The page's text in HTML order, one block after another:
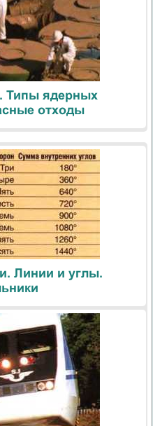
Типы ядерных
отходы
Линии и углы.